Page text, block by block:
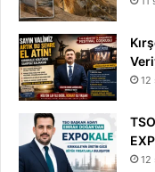
12
12